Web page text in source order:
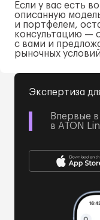
Если у вас есть
описанную
и портфелем,
консультацию —
с вами и
рыночных
Экспертиза
Впервые
в ATON